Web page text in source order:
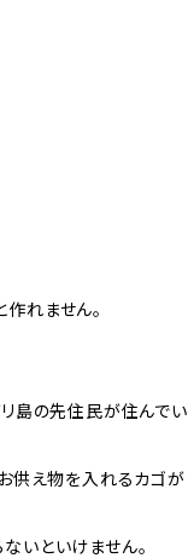
れません。
リ島の先住民が住んでい
お供え物を入れるカゴが
いといけません。